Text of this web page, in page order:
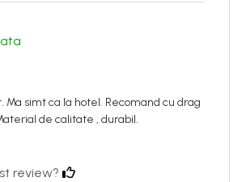
Ma simt ca la hotel. Recomand cu drag
de calitate , durabil.
review?